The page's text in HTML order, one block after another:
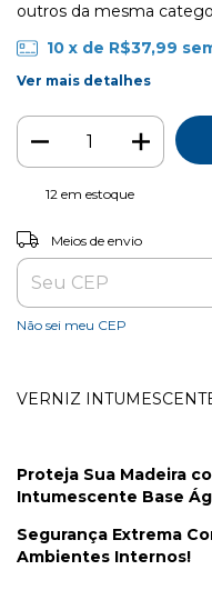
outros da mesma
10 x de R$37,99
Ver mais detalhes
12 em estoque
Entregas para o CEP:
Meios de envio
Não sei meu CEP
VERNIZ
Proteja Sua Madeira
Intumescente Base
Segurança Extrema
Ambientes Internos!